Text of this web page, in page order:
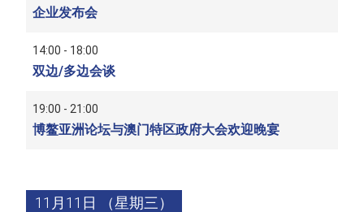
企业发布会
14:00 - 18:00
双边/多边会谈
19:00 - 21:00
博鳌亚洲论坛与澳门特区政府大会欢迎晚宴
11月11日 （星期三）